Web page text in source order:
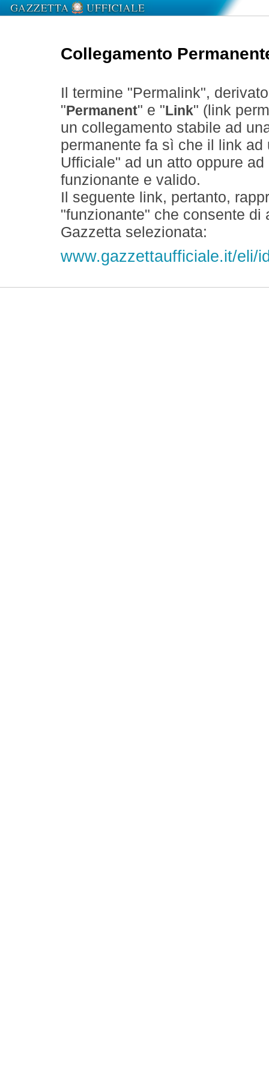
Collegamento
Il termine "Permalink",
" Permanent" e " Link" (link
un collegamento stabile ad
permanente fa sì che il link
Ufficiale" ad un atto oppure
funzionante e valido.
Il seguente link, pertanto,
"funzionante" che consente
Gazzetta selezionata:
www.gazzettaufficiale.it/eli/